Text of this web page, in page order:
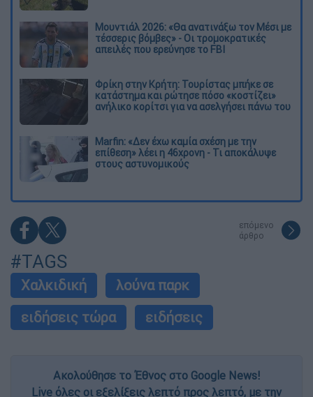
Μουντιάλ 2026: «Θα ανατινάξω τον Μέσι με
τέσσερις βόμβες» - Οι τρομοκρατικές
απειλές που ερεύνησε το FBI
Φρίκη στην Κρήτη: Τουρίστας μπήκε σε
κατάστημα και ρώτησε πόσο «κοστίζει»
ανήλικο κορίτσι για να ασελγήσει πάνω του
Marfin: «Δεν έχω καμία σχέση με την
επίθεση» λέει η 46χρονη - Τι αποκάλυψε
στους αστυνομικούς
επόμενο
άρθρο
#TAGS
Χαλκιδική
λούνα παρκ
ειδήσεις τώρα
ειδήσεις
Ακολούθησε το Έθνος στο Google News!
Live όλες οι εξελίξεις λεπτό προς λεπτό, με την